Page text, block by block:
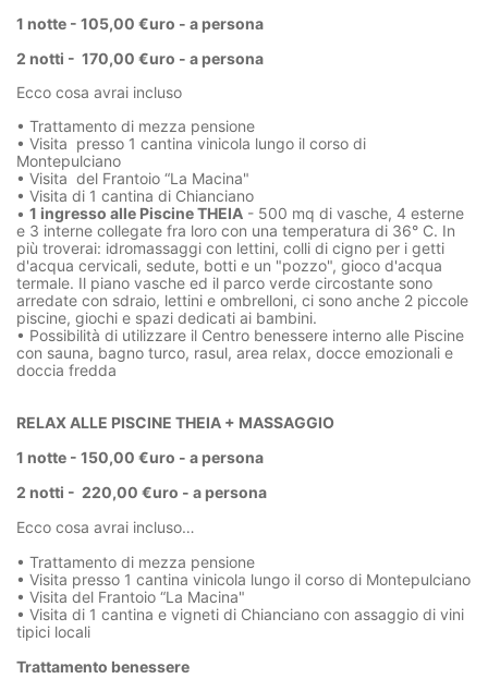
1 notte - 105,00 €uro - a persona
2 notti - 170,00 €uro - a persona
Ecco cosa avrai incluso
• Trattamento di mezza pensione
• Visita presso 1 cantina vinicola lungo il corso di
Montepulciano
• Visita del Frantoio “La Macina"
• Visita di 1 cantina di Chianciano
• 1 ingresso alle Piscine THEIA - 500 mq di vasche, 4 esterne
e 3 interne collegate fra loro con una temperatura di 36° C. In
più troverai: idromassaggi con lettini, colli di cigno per i getti
d'acqua cervicali, sedute, botti e un "pozzo", gioco d'acqua
termale. Il piano vasche ed il parco verde circostante sono
arredate con sdraio, lettini e ombrelloni, ci sono anche 2 piccole
piscine, giochi e spazi dedicati ai bambini.
• Possibilità di utilizzare il Centro benessere interno alle Piscine
con sauna, bagno turco, rasul, area relax, docce emozionali e
doccia fredda
RELAX ALLE PISCINE THEIA + MASSAGGIO
1 notte - 150,00 €uro - a persona
2 notti - 220,00 €uro - a persona
Ecco cosa avrai incluso…
• Trattamento di mezza pensione
• Visita presso 1 cantina vinicola lungo il corso di Montepulciano
• Visita del Frantoio “La Macina"
• Visita di 1 cantina e vigneti di Chianciano con assaggio di vini
tipici locali
Trattamento benessere